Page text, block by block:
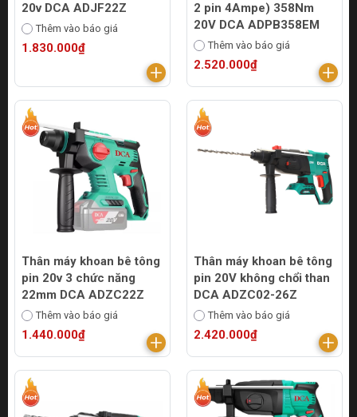
20v DCA ADJF22Z
Thêm vào báo giá
1.830.000₫
2 pin 4Ampe) 358Nm
20V DCA ADPB358EM
Thêm vào báo giá
2.520.000₫
Thân máy khoan bê tông
pin 20v 3 chức năng
22mm DCA ADZC22Z
Thêm vào báo giá
1.440.000₫
Thân máy khoan bê tông
pin 20V không chổi than
DCA ADZC02-26Z
Thêm vào báo giá
2.420.000₫